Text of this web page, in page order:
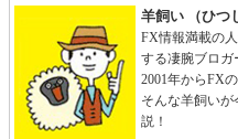
羊飼い （ひつ
FX情報満載の
する凄腕ブロガ
2001年からFX
そんな羊飼い
説！